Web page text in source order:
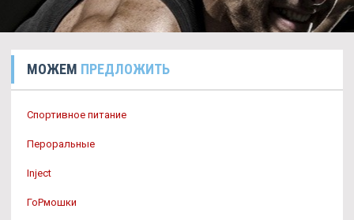
МОЖЕМ ПРЕДЛОЖИТЬ
Спортивное питание
Пероральные
Inject
ГоРмошки